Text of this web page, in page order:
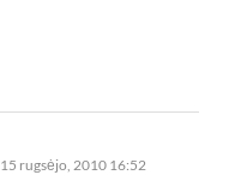
parašė:
15 rugsėjo, 2010 16:52